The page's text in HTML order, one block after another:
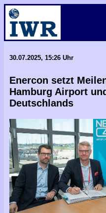
30.07.2025, 15:26 Uhr
Enercon setzt
Hamburg Airport
Deutschlands